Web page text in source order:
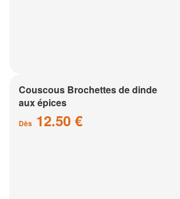
Couscous Brochettes de dinde
aux épices
Dès 12.50 €